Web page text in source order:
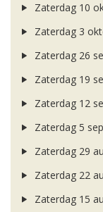
Zaterdag 10
Zaterdag 3
Zaterdag 26
Zaterdag 19
Zaterdag 12
Zaterdag 5
Zaterdag 29
Zaterdag 22
Zaterdag 15